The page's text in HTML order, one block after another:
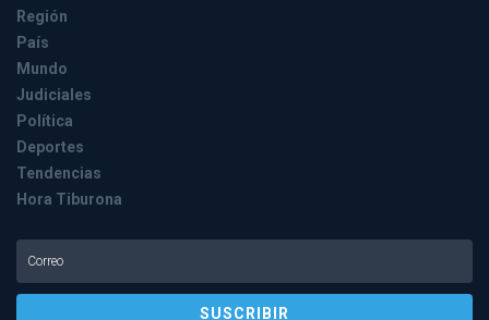
Región
País
Mundo
Judiciales
Política
Deportes
Tendencias
Hora Tiburona